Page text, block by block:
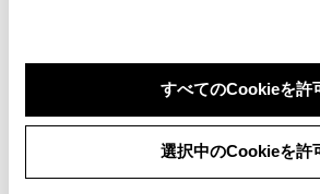
すべてのCookieを許
選択中のCookieを許
はい